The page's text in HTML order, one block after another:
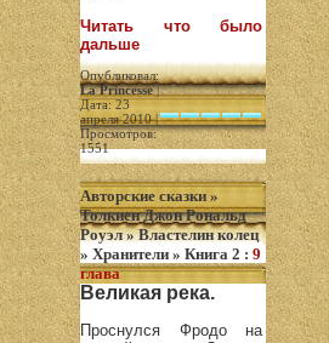
Читать что было
дальше
Опубликовал:
La Princesse|
Дата: 23
апреля 2010 |
Просмотров:
1551
Авторские сказки »
Толкиен Джон Рональд
Роуэл»Властелин колец
» Хранители » Книга 2 : 9
глава
Великая река.
Проснулся Фродо на